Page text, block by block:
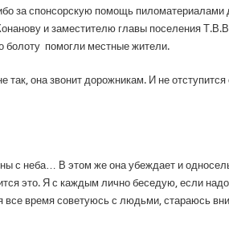
за спонсорскую помощь пиломатериалами
и заместителю главы поселения
болоту помогли местные жители.
она звонит дорожникам. И не отступится
с неба… В этом же она убеждает и
это. Я с каждым лично беседую, если
все время советуюсь с людьми, стараюсь